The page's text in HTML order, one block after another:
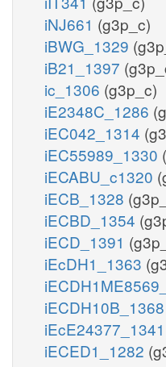
iNJ661 (g3p_c)
iBWG_1329
iB21_1397
ic_1306 (g3p_c)
iE2348C_1286
iEC042_1314
iEC55989_1330
iECABU_c1320
iECB_1328
iECBD_1354
iECD_1391
iEcDH1_1363
iECDH10B_1368
iEcE24377_1341
iECED1_1282